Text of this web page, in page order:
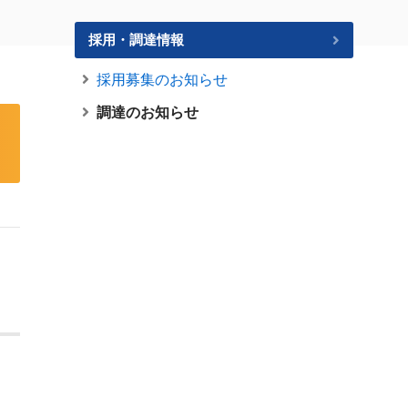
採用・調達情報
採用募集のお知らせ
調達のお知らせ